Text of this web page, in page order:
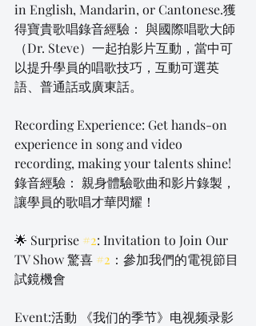
in English, Mandarin, or Cantonese.獲
得寶貴歌唱錄音經驗： 與國際唱歌大師
（Dr. Steve）一起拍影片互動，當中可
以提升學員的唱歌技巧，互動可選英
語、普通話或廣東話。
Recording Experience: Get hands-on
experience in song and video
recording, making your talents shine!
錄音經驗： 親身體驗歌曲和影片錄製，
讓學員的歌唱才華閃耀！
🌟 Surprise #2: Invitation to Join Our
TV Show 驚喜 #2 ：參加我們的電視節目
試鏡機會
Event:活動 《我们的季节》电视频录影